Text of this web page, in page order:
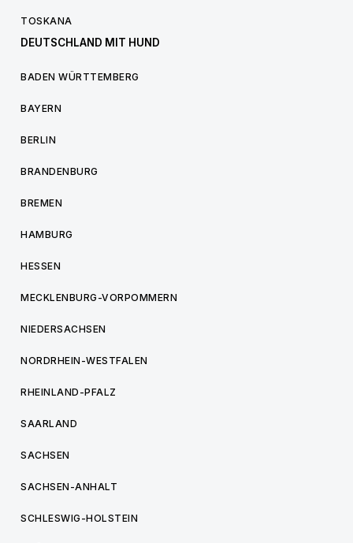
TOSKANA
DEUTSCHLAND MIT HUND
BADEN WÜRTTEMBERG
BAYERN
BERLIN
BRANDENBURG
BREMEN
HAMBURG
HESSEN
MECKLENBURG-VORPOMMERN
NIEDERSACHSEN
NORDRHEIN-WESTFALEN
RHEINLAND-PFALZ
SAARLAND
SACHSEN
SACHSEN-ANHALT
SCHLESWIG-HOLSTEIN